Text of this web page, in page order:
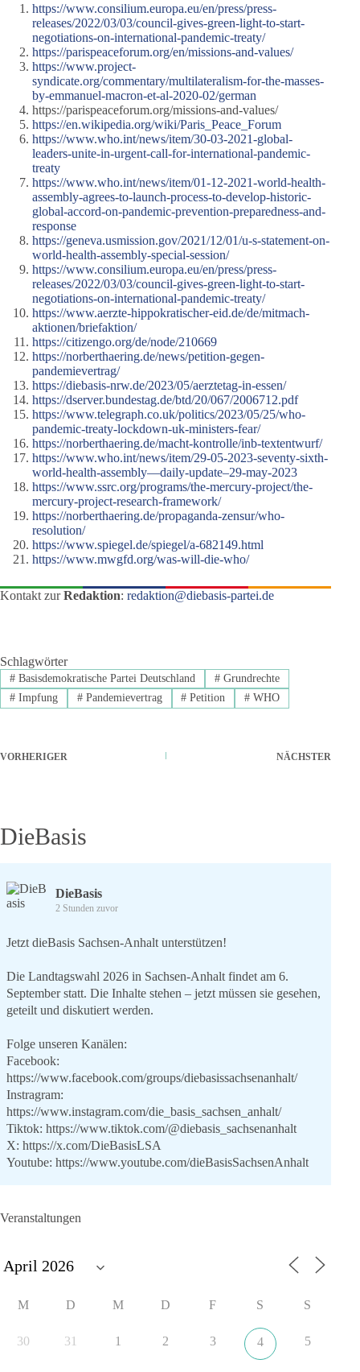
https://www.consilium.europa.eu/en/press/press-
releases/2022/03/03/council-gives-green-light-to-start-
negotiations-on-international-pandemic-treaty/
https://parispeaceforum.org/en/missions-and-values/
https://www.project-
syndicate.org/commentary/multilateralism-for-the-masses-
by-emmanuel-macron-et-al-2020-02/german
https://parispeaceforum.org/missions-and-values/
https://en.wikipedia.org/wiki/Paris_Peace_Forum
https://www.who.int/news/item/30-03-2021-global-
leaders-unite-in-urgent-call-for-international-pandemic-
treaty
https://www.who.int/news/item/01-12-2021-world-health-
assembly-agrees-to-launch-process-to-develop-historic-
global-accord-on-pandemic-prevention-preparedness-and-
response
https://geneva.usmission.gov/2021/12/01/u-s-statement-on-
world-health-assembly-special-session/
https://www.consilium.europa.eu/en/press/press-
releases/2022/03/03/council-gives-green-light-to-start-
negotiations-on-international-pandemic-treaty/
https://www.aerzte-hippokratischer-eid.de/de/mitmach-
aktionen/briefaktion/
https://citizengo.org/de/node/210669
https://norberthaering.de/news/petition-gegen-
pandemievertrag/
https://diebasis-nrw.de/2023/05/aerztetag-in-essen/
https://dserver.bundestag.de/btd/20/067/2006712.pdf
https://www.telegraph.co.uk/politics/2023/05/25/who-
pandemic-treaty-lockdown-uk-ministers-fear/
https://norberthaering.de/macht-kontrolle/inb-textentwurf/
https://www.who.int/news/item/29-05-2023-seventy-sixth-
world-health-assembly—daily-update–29-may-2023
https://www.ssrc.org/programs/the-mercury-project/the-
mercury-project-research-framework/
https://norberthaering.de/propaganda-zensur/who-
resolution/
https://www.spiegel.de/spiegel/a-682149.html
https://www.mwgfd.org/was-will-die-who/
Kontakt zurRedaktion: redaktion@diebasis-partei.de
Schlagwörter
#Basisdemokratische Partei Deutschland #Grundrechte
#Impfung #Pandemievertrag # Petition # WHO
VORHERIGER NÄCHSTER
DieBasis
DieBasis
2 Stunden zuvor
Jetzt dieBasis Sachsen-Anhalt unterstützen!
Die Landtagswahl 2026 in Sachsen-Anhalt findet am 6.
September statt. Die Inhalte stehen – jetzt müssen sie gesehen,
geteilt und diskutiert werden.
Folge unseren Kanälen:
Facebook:
https://www.facebook.com/groups/diebasissachsenanhalt/
Instragram:
https://www.instagram.com/die_basis_sachsen_anhalt/
Tiktok: https://www.tiktok.com/@diebasis_sachsenanhalt
X: https://x.com/DieBasisLSA
Youtube: https://www.youtube.com/dieBasisSachsenAnhalt
lohnt, dieBasis zu wählen.
Veranstaltungen
M D M D F S S
30 31 1 2 3 4 5